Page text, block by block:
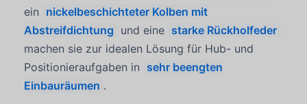
ein nickelbeschichteter Kolben mit
Abstreifdichtung und eine starke Rückholfeder
machen sie zur idealen Lösung für Hub- und
Positionieraufgaben in sehr beengten
Einbauräumen .